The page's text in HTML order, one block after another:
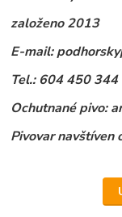
založeno 2013
E-mail:
Tel.: 604 450 344
Ochutnané pivo:
Pivovar navštíven